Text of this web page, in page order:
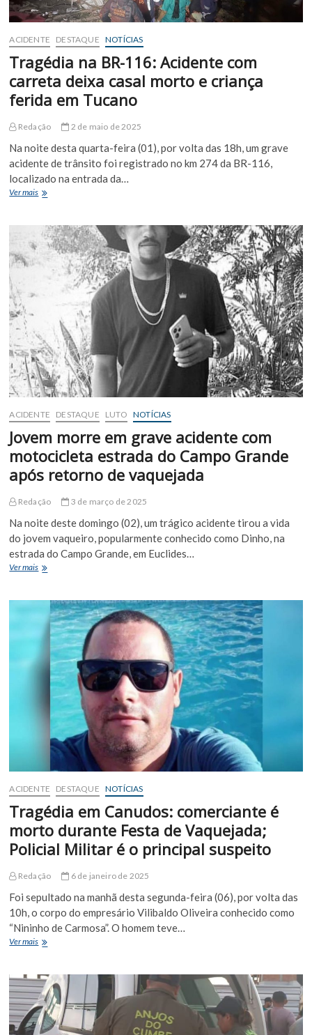
Cunha
ACIDENTE DESTAQUE NOTÍCIAS
Tragédia na BR-116: Acidente com
carreta deixa casal morto e criança
ferida em Tucano
Redação 2 de maio de 2025
Na noite desta quarta-feira (01), por volta das 18h, um grave
acidente de trânsito foi registrado no km 274 da BR-116,
localizado na entrada da…
Ver maisTragédia
116:
Acidente
com
carreta
deixa
criança
ferida
em
Tucano
ACIDENTE DESTAQUE LUTO NOTÍCIAS
Jovem morre em grave acidente com
motocicleta estrada do Campo Grande
após retorno de vaquejada
Redação 3 de março de 2025
Na noite deste domingo (02), um trágico acidente tirou a vida
do jovem vaqueiro, popularmente conhecido como Dinho, na
estrada do Campo Grande, em Euclides…
Ver maisJovem
grave
acidente
com
motocicleta
estrada
Campo
retorno
vaquejada
ACIDENTE DESTAQUE NOTÍCIAS
Tragédia em Canudos: comerciante é
morto durante Festa de Vaquejada;
Policial Militar é o principal suspeito
Redação 6 de janeiro de 2025
Foi sepultado na manhã desta segunda-feira (06), por volta das
10h, o corpo do empresário Vilibaldo Oliveira conhecido como
“Nininho de Carmosa”. O homem teve…
Ver maisTragédia
comerciante
é
morto
durante
Festa